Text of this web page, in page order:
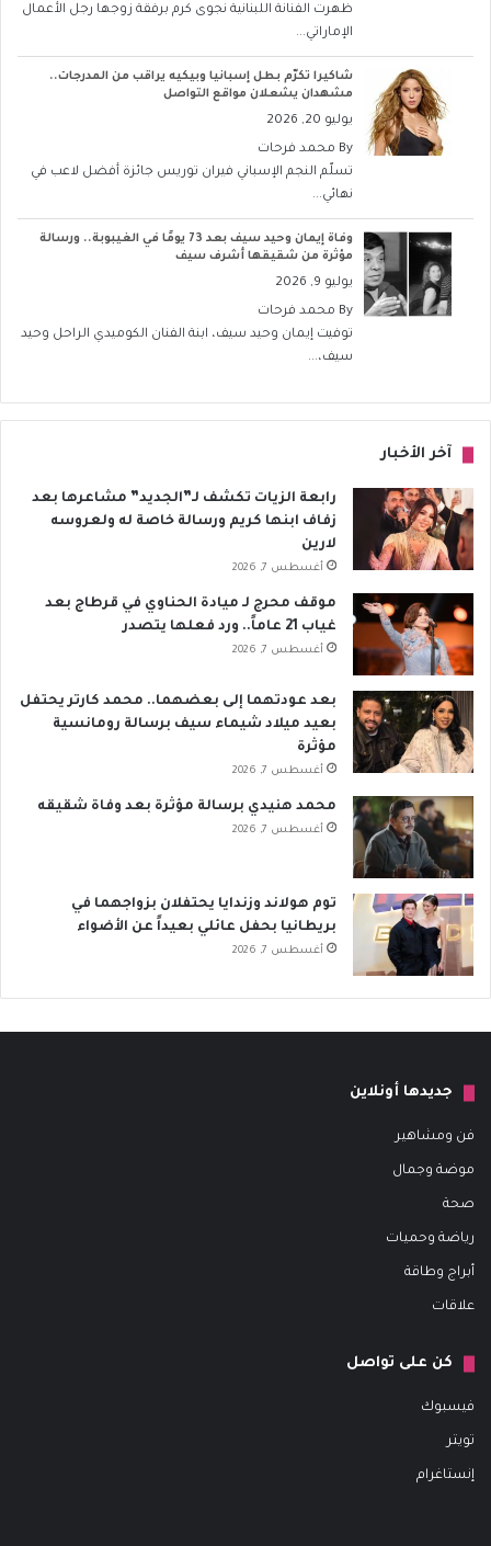
ظهرت الفنانة اللبنانية نجوى كرم برفقة زوجها رجل الأعمال
الإماراتي...
شاكيرا تكرّم بطل إسبانيا وبيكيه يراقب من المدرجات..
مشهدان يشعلان مواقع التواصل
يوليو 20, 2026
By محمد فرحات
تسلّم النجم الإسباني فيران توريس جائزة أفضل لاعب في
نهائي...
وفاة إيمان وحيد سيف بعد 73 يومًا في الغيبوبة.. ورسالة
مؤثرة من شقيقها أشرف سيف
يوليو 9, 2026
By محمد فرحات
توفيت إيمان وحيد سيف، ابنة الفنان الكوميدي الراحل وحيد
سيف،...
آخر الأخبار
رابعة الزيات تكشف لـ”الجديد” مشاعرها بعد
زفاف ابنها كريم ورسالة خاصة له ولعروسه
لارين
أغسطس 7, 2026
موقف محرج لـ ميادة الحناوي في قرطاج بعد
غياب 21 عاماً.. ورد فعلها يتصدر
أغسطس 7, 2026
بعد عودتهما إلى بعضهما.. محمد كارتر يحتفل
بعيد ميلاد شيماء سيف برسالة رومانسية
مؤثرة
أغسطس 7, 2026
محمد هنيدي برسالة مؤثرة بعد وفاة شقيقه
أغسطس 7, 2026
توم هولاند وزندايا يحتفلان بزواجهما في
بريطانيا بحفل عائلي بعيداً عن الأضواء
أغسطس 7, 2026
جديدها أونلاين
فن ومشاهير
موضة وجمال
صحة
رياضة وحميات
أبراج وطاقة
علاقات
كن على تواصل
فيسبوك
تويتر
إنستاغرام